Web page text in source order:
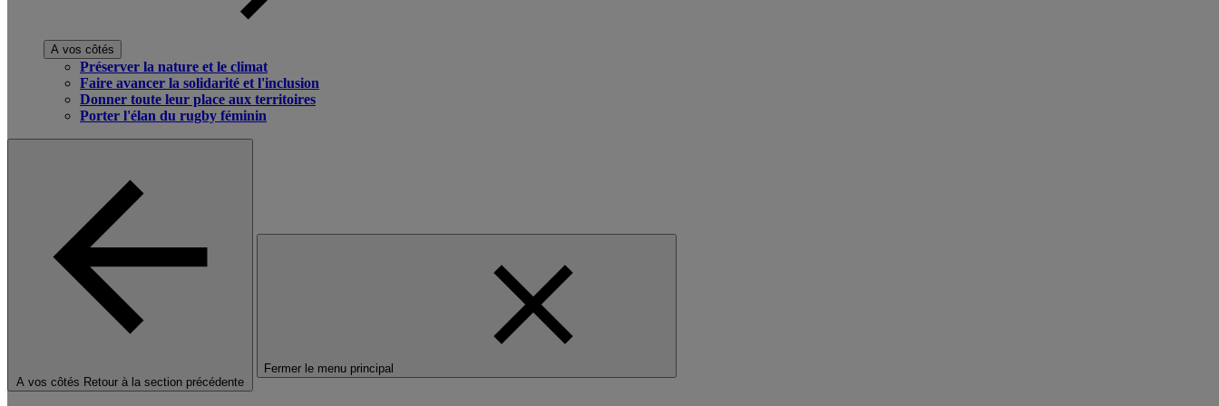
A vos côtés
Préserver la nature et le climat
Faire avancer la solidarité et l'inclusion
Donner toute leur place aux territoires
Porter l'élan du rugby féminin
A vos côtés Retour à la section précédente
Fermer le menu principal